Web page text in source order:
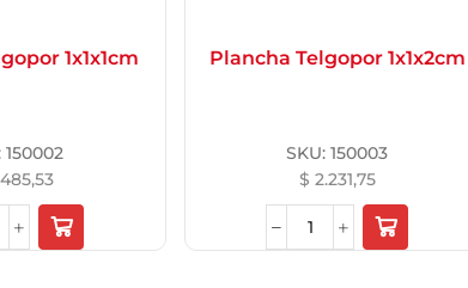
1x1x1cm
150002
Plancha Telgopor 1x1x2cm
SKU:150003
$ 2.231,75